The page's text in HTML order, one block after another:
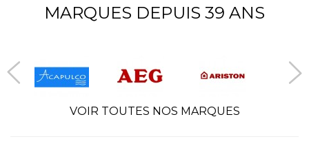
MARQUES DEPUIS 39 ANS
VOIR TOUTES NOS MARQUES